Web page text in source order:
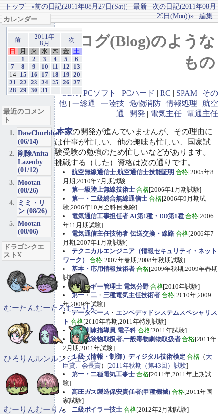
トップ «前の日記(2011年08月27日(Sat)) 最新
次の日記(2011年08月
29日(Mon))»
編集
ブログ(Blog)のような
もの
GBA|PCソフト | PCハード | RC | SPAM | その
他 | 一総通 | 一陸技 | 危物消防 |情報処理 | 航空
通 | 開発 | 電気主任 | 電通主任
本家の開発が進んでいませんが、その理由に
は仕事が忙しい、他の趣味も忙しい、国家試
験受験の勉強のため忙しいなどがあります。
挑戦する（した）資格は次の通りです。
航空無線通信士,航空通信士技能証明 合格[2005年8
月期,2010年7月期試験]
第一級陸上無線技術士 合格[2006年1月期試験]
第一・二級総合無線通信士 合格[2006年9月期試
験,2006年10月全科目免除]
電気通信工事担任者 AI第1種・DD第1種 合格[2006
年11月期試験]
電気通信主任技術者 伝送交換・線路 合格[2006年7
月期,2007年1月期試験]
テクニカルエンジニア（情報セキュリティ・ネット
ワーク）
合格[2007年春期,2008年秋期試験]
基本・応用情報技術者 合格[2009年秋期,2009年春期
試験]
エネルギー管理士 電気分野 合格[2010年試験]
第一・二 ・ 三種電気主任技術者 合格[2010年,2009
年,2009年試験]
データベース ・ エンベデッドシステムスペシャリス
ト 合格[2010年春期,2011年特別試験]
職業訓練指導員 電子科 合格[2011年試験]
甲種危険物取扱者,一般毒物劇物取扱者 合格[2011年
2月期,2011年試験]
１級（情報・制御）ディジタル技術検定 合格 （ 大
臣賞、会長賞）[2011年秋期（第43回）試験]
第一・二種電気工事士 合格[2011年,2011年上期試
験]
高圧ガス製造保安責任者(甲種機械) 合格[2011年国
家試験]
二級ボイラー技士 合格[2012年2月期試験]
カレンダー
前
2011年
8月
次
日
月 火 水 木 金
土
1
2 3 4 5
6
7
8 9 10 11 12
13
14
15 16 17 18 19
20
21
22 23 24 25 26
27
28
29 30 31
最近のコメン
ト
DawChurbhab
(06/14)
削除Anita
Lazenby
(01/12)
Mootan
(08/26)
ミミ・リ
ン (08/26)
Mootan
(08/06)
ドラゴンクエ
ストX
むーたんむーたろむーりん
ひろりんルンルンジュジュ
むーりんむーりん